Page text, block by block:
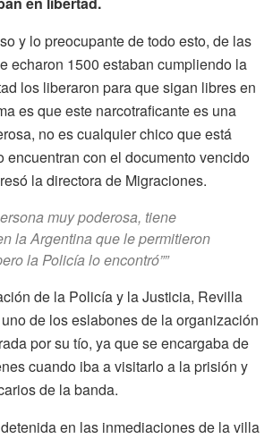
y lo preocupante de todo esto, de las
echaron 1500 estaban cumpliendo la
los liberaron para que sigan libres en
es que este narcotraficante es una
no es cualquier chico que está
encuentran con el documento vencido
la directora de Migraciones.
muy poderosa, tiene
la Argentina que le permitieron
la Policía lo encontró””
de la Policía y la Justicia, Revilla
de los eslabones de la organización
por su tío, ya que se encargaba de
cuando iba a visitarlo a la prisión y
de la banda.
en las inmediaciones de la villa